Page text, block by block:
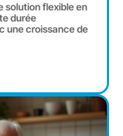
solution flexible en
durée
une croissance de